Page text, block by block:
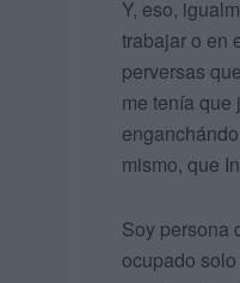
Y, eso,
trabajar o en
perversas
me tenía
mismo, que
Soy persona
ocupado